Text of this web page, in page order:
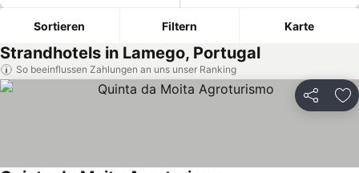
Sortieren Filtern Karte
Strandhotels in Lamego, Portugal
So beeinflussen Zahlungen an uns unser Ranking
Teilen